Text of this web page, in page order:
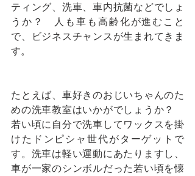
ティング、洗車、車内抗菌などでしょ
うか？　人も車も高齢化が進むこと
で、ビジネスチャンスが生まれてきま
す。
たとえば、車好きのおじいちゃんのた
めの洗車教室はいかがでしょうか？
若い頃に自分で洗車してワックスを掛
けたドンピシャ世代がターゲットで
す。洗車は軽い運動にあたりますし、
車が一家のシンボルだった若い頃を懐